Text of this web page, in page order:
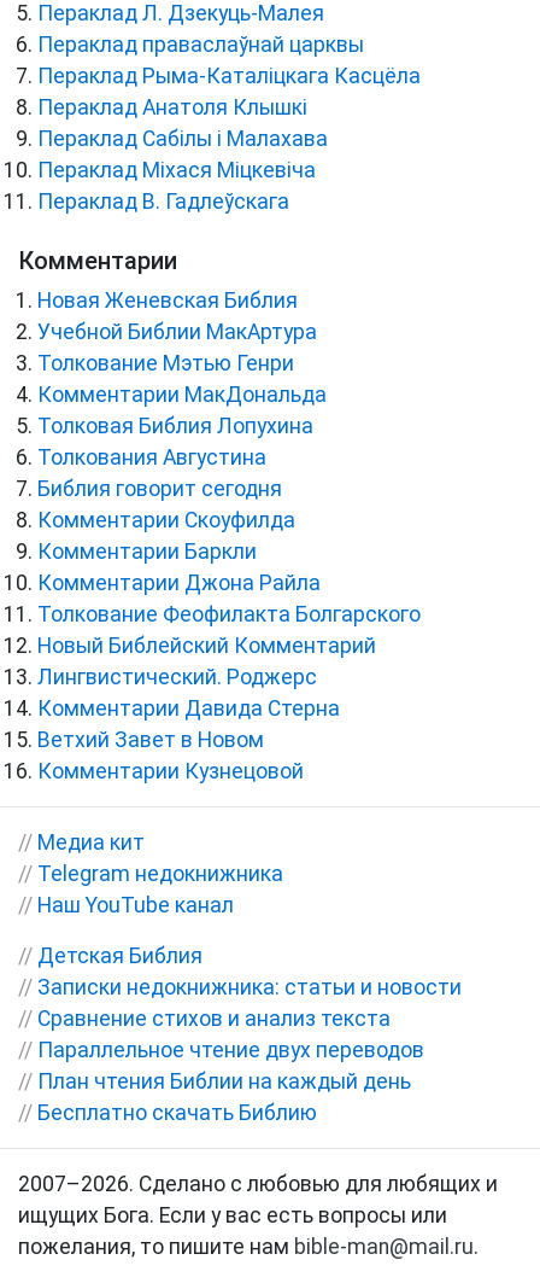
Пераклад Л. Дзекуць-Малея
Пераклад праваслаўнай царквы
Пераклад Рыма-Каталіцкага Касцёла
Пераклад Анатоля Клышкi
Пераклад Сабілы і Малахава
Пераклад Міхася Міцкевіча
Пераклад В. Гадлеўскага
Комментарии
Новая Женевская Библия
Учебной Библии МакАртура
Толкование Мэтью Генри
Комментарии МакДональда
Толковая Библия Лопухина
Толкования Августина
Библия говорит сегодня
Комментарии Скоуфилда
Комментарии Баркли
Комментарии Джона Райла
Толкование Феофилакта Болгарского
Новый Библейский Комментарий
Лингвистический. Роджерс
Комментарии Давида Стерна
Ветхий Завет в Новом
Комментарии Кузнецовой
// Медиа кит
// Telegram недокнижника
// Наш YouTube канал
// Детская Библия
// Записки недокнижника: статьи и новости
// Сравнение стихов и анализ текста
// Параллельное чтение двух переводов
// План чтения Библии на каждый день
// Бесплатно скачать Библию
2007–2026. Сделано с любовью для любящих и
ищущих Бога. Если у вас есть вопросы или
пожелания, то пишите нам bible-man@mail.ru.